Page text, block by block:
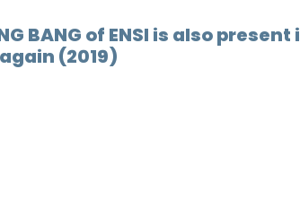
BANG of ENSI is also present
(2019)